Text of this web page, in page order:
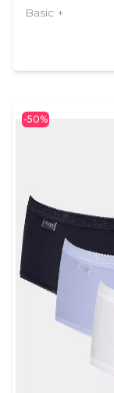
Basic +
-50%